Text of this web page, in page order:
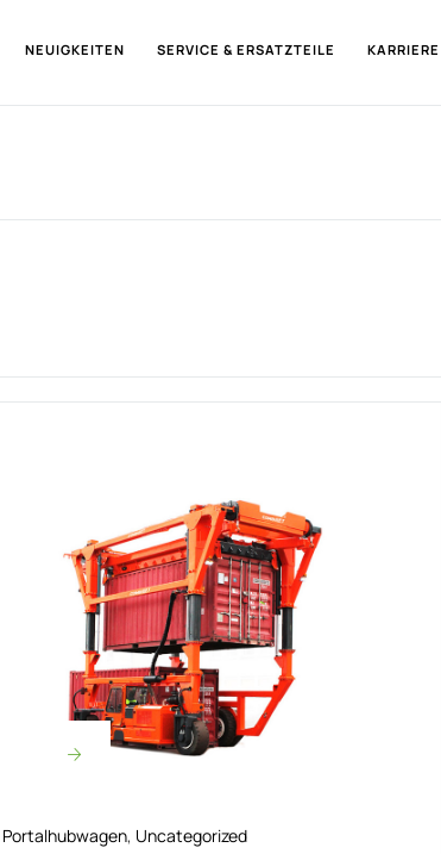
NEUIGKEITEN SERVICE & ERSATZTEILE KARRIERE
Portalhubwagen, Uncategorized